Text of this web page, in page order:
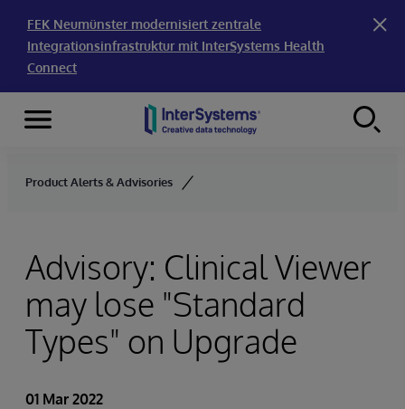
FEK Neumünster modernisiert zentrale
Integrationsinfrastruktur mit InterSystems Health
Connect
Skip to content
Menu
Product Alerts & Advisories
Advisory: Clinical Viewer
may lose "Standard
Types" on Upgrade
01 Mar 2022